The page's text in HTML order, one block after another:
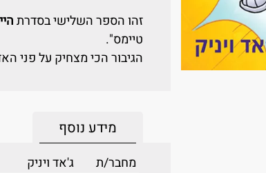
זהו הספר השלישי בסדרת
טיימס".
הגיבור הכי מצחיק על פני
מידע נוסף
מחבר/ת
ג'אד ויניק